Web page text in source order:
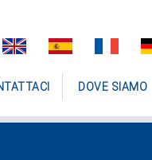
DOVE SIAMO